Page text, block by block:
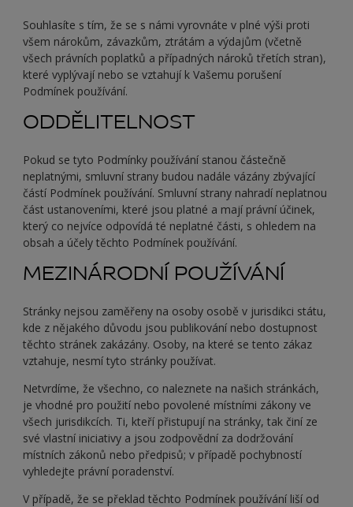
Souhlasíte s tím, že se s námi vyrovnáte v plné výši proti
všem nárokům, závazkům, ztrátám a výdajům (včetně
všech právních poplatků a případných nároků třetích stran),
které vyplývají nebo se vztahují k Vašemu porušení
Podmínek používání.
ODDĚLITELNOST
Pokud se tyto Podmínky používání stanou částečně
neplatnými, smluvní strany budou nadále vázány zbývající
částí Podmínek používání. Smluvní strany nahradí neplatnou
část ustanoveními, které jsou platné a mají právní účinek,
který co nejvíce odpovídá té neplatné části, s ohledem na
obsah a účely těchto Podmínek používání.
MEZINÁRODNÍ POUŽÍVÁNÍ
Stránky nejsou zaměřeny na osoby osobě v jurisdikci státu,
kde z nějakého důvodu jsou publikování nebo dostupnost
těchto stránek zakázány. Osoby, na které se tento zákaz
vztahuje, nesmí tyto stránky používat.
Netvrdíme, že všechno, co naleznete na našich stránkách,
je vhodné pro použití nebo povolené místními zákony ve
všech jurisdikcích. Ti, kteří přistupují na stránky, tak činí ze
své vlastní iniciativy a jsou zodpovědní za dodržování
místních zákonů nebo předpisů; v případě pochybností
vyhledejte právní poradenství.
V případě, že se překlad těchto Podmínek používání liší od